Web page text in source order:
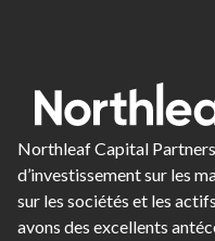
Northleaf Capital
d’investissement sur les
sur les sociétés et les
avons des excellents